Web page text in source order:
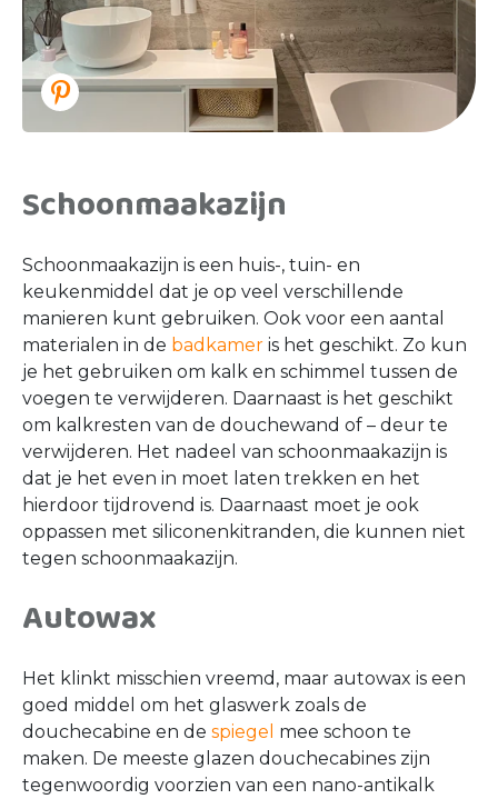
Schoonmaakazijn
Schoonmaakazijn is een huis-, tuin- en
keukenmiddel dat je op veel verschillende
manieren kunt gebruiken. Ook voor een aantal
materialen in de badkamer is het geschikt. Zo kun
je het gebruiken om kalk en schimmel tussen de
voegen te verwijderen. Daarnaast is het geschikt
om kalkresten van de douchewand of – deur te
verwijderen. Het nadeel van schoonmaakazijn is
dat je het even in moet laten trekken en het
hierdoor tijdrovend is. Daarnaast moet je ook
oppassen met siliconenkitranden, die kunnen niet
tegen schoonmaakazijn.
Autowax
Het klinkt misschien vreemd, maar autowax is een
goed middel om het glaswerk zoals de
douchecabine en de spiegel mee schoon te
maken. De meeste glazen douchecabines zijn
tegenwoordig voorzien van een nano-antikalk